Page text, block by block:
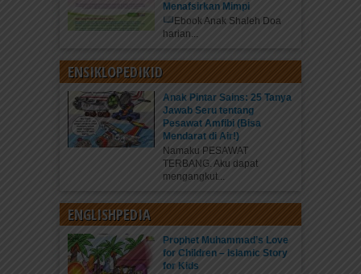
Menafsirkan Mimpi
Ebook Anak Shaleh Doa
harian...
ENSIKLOPEDIKID
Anak Pintar Sains: 25 Tanya
Jawab Seru tentang
Pesawat Amfibi (Bisa
Mendarat di Air!)
Namaku PESAWAT
TERBANG. Aku dapat
mengangkut...
ENGLISHPEDIA
Prophet Muhammad’s Love
for Children – Islamic Story
for Kids